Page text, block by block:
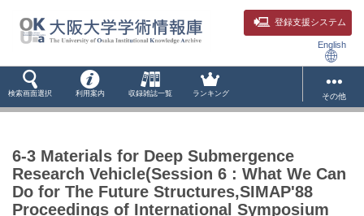
登録支援システム
English
検索画面選択 利用案内 収録雑誌一覧 ランキング その他
6-3 Materials for Deep Submergence
Research Vehicle(Session 6 : What We Can
Do for The Future Structures,SIMAP'88
Proceedings of International Symposium